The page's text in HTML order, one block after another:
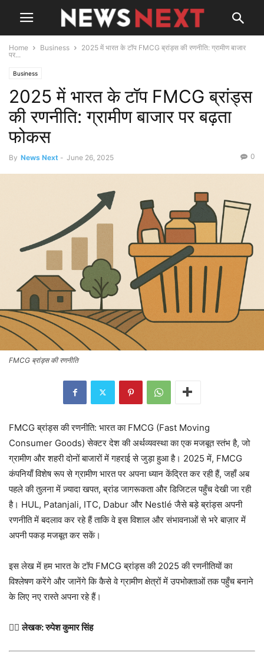
Home Business
2025 में भारत के टॉप FMCG ब्रांड्स की रणनीति: ग्रामीण बाजार
पर...
Business
2025 में भारत के टॉप FMCG ब्रांड्स
की रणनीति: ग्रामीण बाजार पर बढ़ता
फोकस
By News Next - June 26, 2025 0
FMCG ब्रांड्स की रणनीति
FMCG ब्रांड्स की रणनीति: भारत का FMCG (Fast Moving
Consumer Goods) सेक्टर देश की अर्थव्यवस्था का एक मजबूत स्तंभ है, जो
ग्रामीण और शहरी दोनों बाजारों में गहराई से जुड़ा हुआ है। 2025 में, FMCG
कंपनियाँ विशेष रूप से ग्रामीण भारत पर अपना ध्यान केंद्रित कर रही हैं, जहाँ अब
पहले की तुलना में ज़्यादा खपत, ब्रांड जागरूकता और डिजिटल पहुँच देखी जा रही
है। HUL, Patanjali, ITC, Dabur और Nestlé जैसे बड़े ब्रांड्स अपनी
रणनीति में बदलाव कर रहे हैं ताकि वे इस विशाल और संभावनाओं से भरे बाज़ार में
अपनी पकड़ मजबूत कर सकें।
इस लेख में हम भारत के टॉप FMCG ब्रांड्स की 2025 की रणनीतियों का
विश्लेषण करेंगे और जानेंगे कि कैसे वे ग्रामीण क्षेत्रों में उपभोक्ताओं तक पहुँच बनाने
के लिए नए रास्ते अपना रहे हैं।
✍🏻लेखक: रुपेश कुमार सिंह